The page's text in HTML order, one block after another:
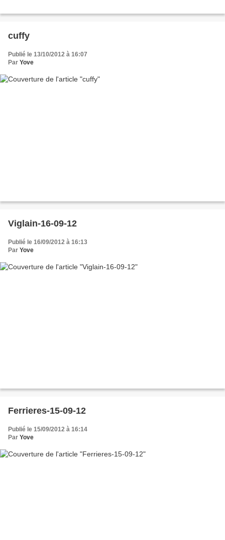
cuffy
Publié le 13/10/2012 à 16:07
Par Yove
Viglain-16-09-12
Publié le 16/09/2012 à 16:13
Par Yove
Ferrieres-15-09-12
Publié le 15/09/2012 à 16:14
Par Yove